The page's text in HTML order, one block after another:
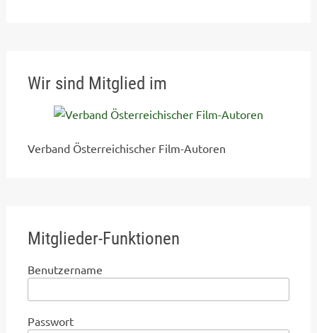
Wir sind Mitglied im
Verband Österreichischer Film-Autoren
Mitglieder-Funktionen
Benutzername
Passwort